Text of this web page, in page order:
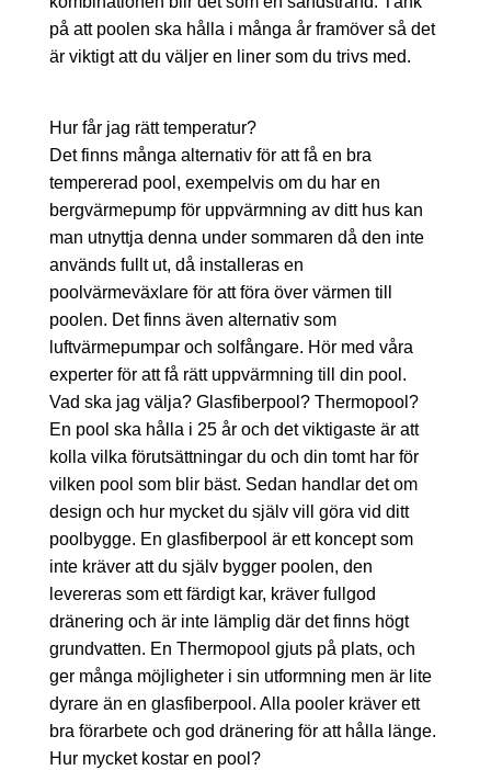
på att poolen ska hålla i många år framöver så det
är viktigt att du väljer en liner som du trivs med.
Hur får jag rätt temperatur?
Det finns många alternativ för att få en bra
tempererad pool, exempelvis om du har en
bergvärmepump för uppvärmning av ditt hus kan
man utnyttja denna under sommaren då den inte
används fullt ut, då installeras en
poolvärmeväxlare för att föra över värmen till
poolen. Det finns även alternativ som
luftvärmepumpar och solfångare. Hör med våra
experter för att få rätt uppvärmning till din pool.
Vad ska jag välja? Glasfiberpool? Thermopool?
En pool ska hålla i 25 år och det viktigaste är att
kolla vilka förutsättningar du och din tomt har för
vilken pool som blir bäst. Sedan handlar det om
design och hur mycket du själv vill göra vid ditt
poolbygge. En glasfiberpool är ett koncept som
inte kräver att du själv bygger poolen, den
levereras som ett färdigt kar, kräver fullgod
dränering och är inte lämplig där det finns högt
grundvatten. En Thermopool gjuts på plats, och
ger många möjligheter i sin utformning men är lite
dyrare än en glasfiberpool. Alla pooler kräver ett
bra förarbete och god dränering för att hålla länge.
Hur mycket kostar en pool?